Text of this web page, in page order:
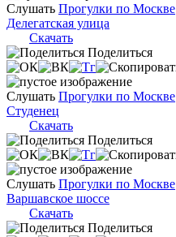
Слушать Прогулки по Москве
Делегатская улица
Скачать
Поделиться
Слушать Прогулки по Москве
Студенец
Скачать
Поделиться
Слушать Прогулки по Москве
Варшавское шоссе
Скачать
Поделиться